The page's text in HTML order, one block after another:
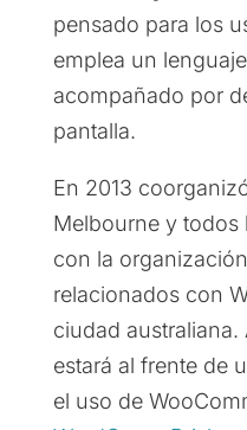
pensado para los
emplea un
acompañado por
pantalla.
En 2013
Melbourne y todos
con la
relacionados con
ciudad australiana.
estará al frente de
el uso de